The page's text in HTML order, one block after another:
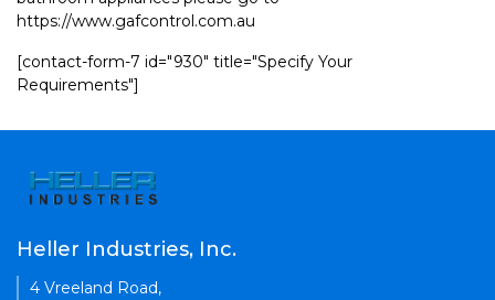
https://www.gafcontrol.com.au
[contact-form-7 id="930" title="Specify Your
Requirements"]
Heller Industries, Inc.
4 Vreeland Road,